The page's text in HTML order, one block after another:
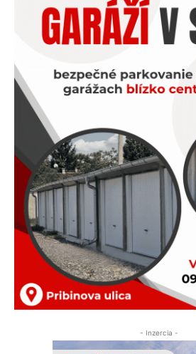
- Inzercia -